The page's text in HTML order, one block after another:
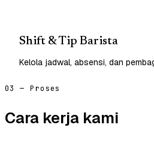
Shift & Tip Barista
Kelola jadwal, absensi, dan
03 — Proses
Cara kerja kami